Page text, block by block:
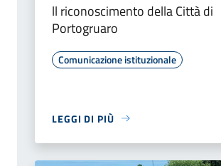
ll riconoscimento della Città di
Portogruaro
Comunicazione istituzionale
LEGGI DI PIÙ